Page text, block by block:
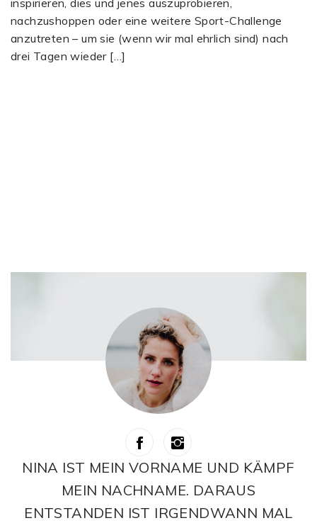
nachzushoppen oder eine weitere Sport-Challenge
anzutreten – um sie (wenn wir mal ehrlich sind) nach
drei Tagen wieder […]
NINA IST MEIN VORNAME UND KÄMPF
MEIN NACHNAME. DARAUS
ENTSTANDEN IST IRGENDWANN MAL